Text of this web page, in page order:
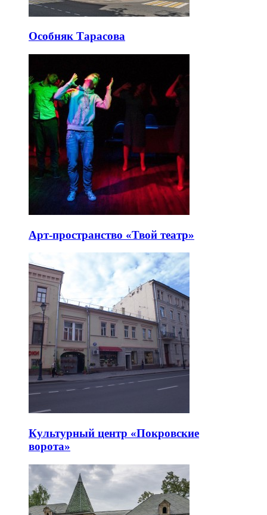
Особняк Тарасова
Арт-пространство «Твой театр»
Культурный центр «Покровские
ворота»